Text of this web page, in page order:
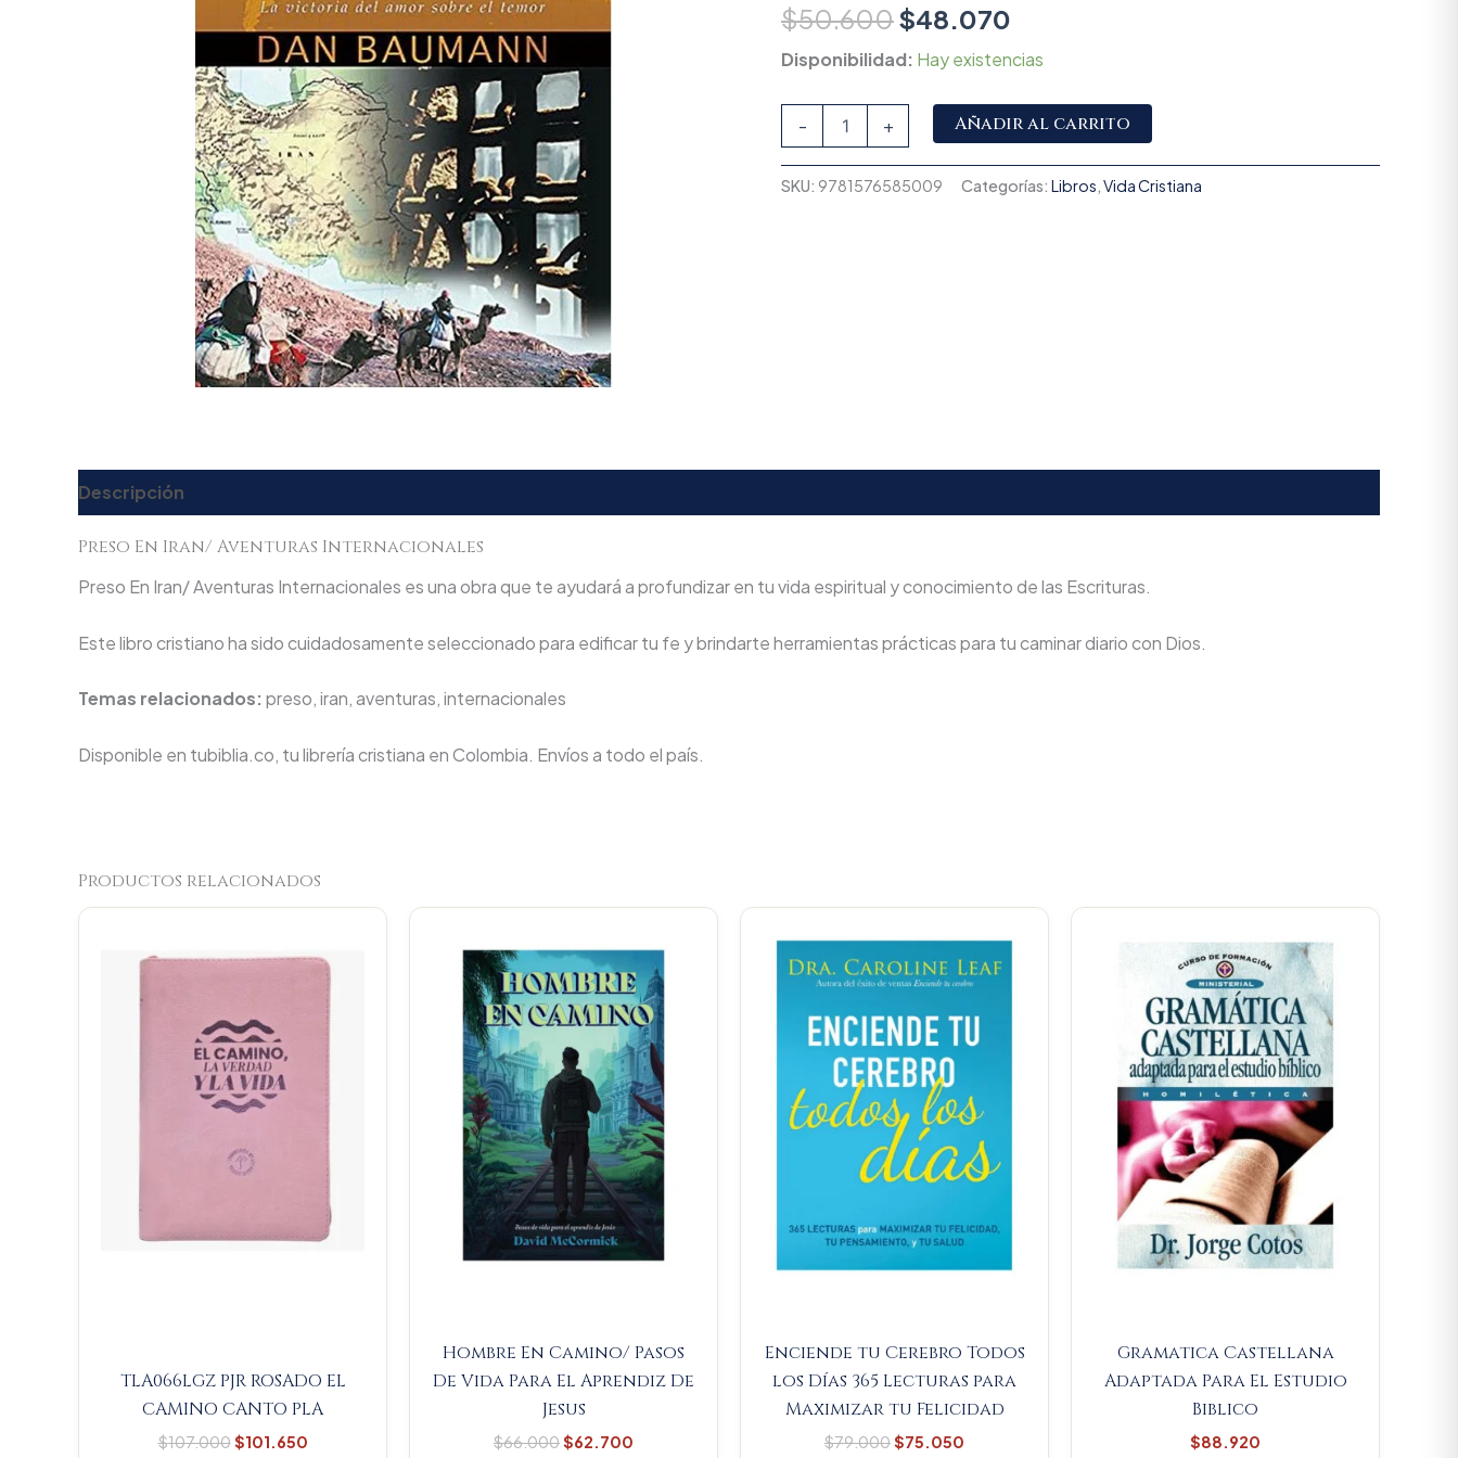
$50.600$48.070
Disponibilidad: Hay existencias
- + Añadir al carrito
SKU: 9781576585009 Categorías: Libros,Vida Cristiana
Descripción
Preso En Iran/ Aventuras Internacionales
Preso En Iran/ Aventuras Internacionales es una obra que te ayudará a profundizar en tu vida espiritual y conocimiento de las Escrituras.
Este libro cristiano ha sido cuidadosamente seleccionado para edificar tu fe y brindarte herramientas prácticas para tu caminar diario con Dios.
Temas relacionados: preso, iran, aventuras, internacionales
Disponible en tubiblia.co, tu librería cristiana en Colombia. Envíos a todo el país.
Productos relacionados
TLA066LGZ PJR ROSADO EL
CAMINO CANTO PLA
$107.000
was:
$101.650
is:
$101.650.
Hombre En Camino/ Pasos
De Vida Para El Aprendiz De
Jesus
$66.000
was:
$66.000.
$62.700
is:
$62.700.
Enciende tu Cerebro Todos
los Días 365 Lecturas para
Maximizar tu Felicidad
$79.000
price
was:
$79.000.
$75.050
price
is:
$75.050.
Gramatica Castellana
Adaptada Para El Estudio
Biblico
$88.920